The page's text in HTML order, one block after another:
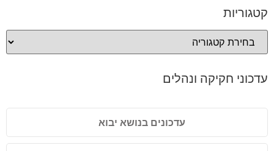
קטגוריות
עדכוני חקיקה ונהלים
עדכונים בנושא יבוא